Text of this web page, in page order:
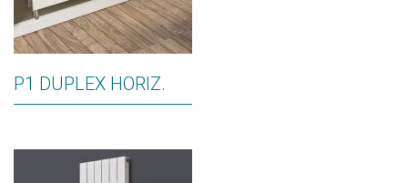
P1 DUPLEX HORIZ.